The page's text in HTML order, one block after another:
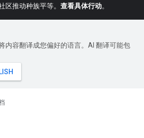
区推动种族平等。 查看具体行动。
内容翻译成您偏好的语言。AI 翻译可能包